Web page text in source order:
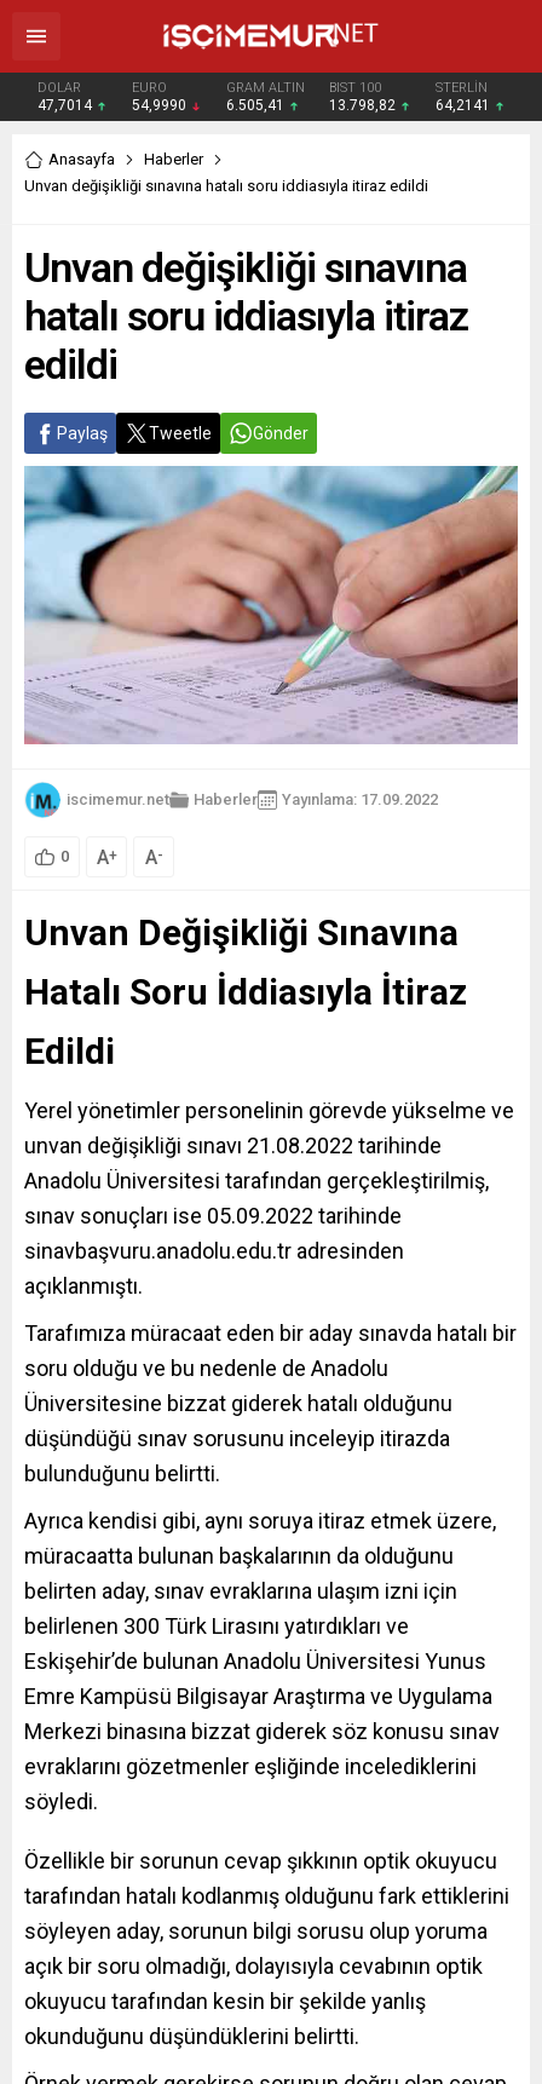
DOLAR
47,7014
EURO
54,9990
GRAM ALTIN
6.505,41
BIST 100
13.798,82
STERLİN
64,2141
Anasayfa
Haberler
Unvan değişikliği sınavına hatalı soru iddiasıyla itiraz edildi
Unvan değişikliği sınavına
hatalı soru iddiasıyla itiraz
edildi
Paylaş Tweetle Gönder
iscimemur.net Haberler Yayınlama: 17.09.2022
0 A+ A-
Unvan Değişikliği Sınavına
Hatalı Soru İddiasıyla İtiraz
Edildi
Yerel yönetimler personelinin görevde yükselme ve
unvan değişikliği sınavı 21.08.2022 tarihinde
Anadolu Üniversitesi tarafından gerçekleştirilmiş,
sınav sonuçları ise 05.09.2022 tarihinde
sinavbaşvuru.anadolu.edu.tr adresinden
açıklanmıştı.
Tarafımıza müracaat eden bir aday sınavda hatalı bir
soru olduğu ve bu nedenle de Anadolu
Üniversitesine bizzat giderek hatalı olduğunu
düşündüğü sınav sorusunu inceleyip itirazda
bulunduğunu belirtti.
Ayrıca kendisi gibi, aynı soruya itiraz etmek üzere,
müracaatta bulunan başkalarının da olduğunu
belirten aday, sınav evraklarına ulaşım izni için
belirlenen 300 Türk Lirasını yatırdıkları ve
Eskişehir’de bulunan Anadolu Üniversitesi Yunus
Emre Kampüsü Bilgisayar Araştırma ve Uygulama
Merkezi binasına bizzat giderek söz konusu sınav
evraklarını gözetmenler eşliğinde incelediklerini
söyledi.
Özellikle bir sorunun cevap şıkkının optik okuyucu
tarafından hatalı kodlanmış olduğunu fark ettiklerini
söyleyen aday, sorunun bilgi sorusu olup yoruma
açık bir soru olmadığı, dolayısıyla cevabının optik
okuyucu tarafından kesin bir şekilde yanlış
okunduğunu düşündüklerini belirtti.